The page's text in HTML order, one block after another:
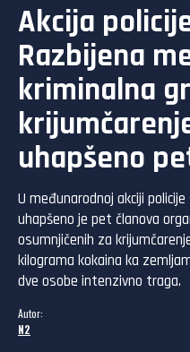
Akcija
Razbijena
kriminalna
uhapšeno
U međunarodnoj akciji
uhapšeno je pet članova
osumnjičenih za
kilograma kokaina ka
dve osobe intenzivno traga.
Autor:
N2